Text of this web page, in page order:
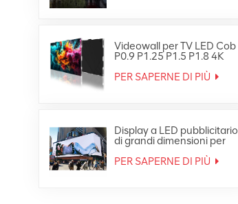
Videowall per TV LED Cob
P0.9 P1.25 P1.5 P1.8 4K
PER SAPERNE DI PIÙ
Display a LED pubblicitario
di grandi dimensioni per
esterni Ultra HD 4K
PER SAPERNE DI PIÙ